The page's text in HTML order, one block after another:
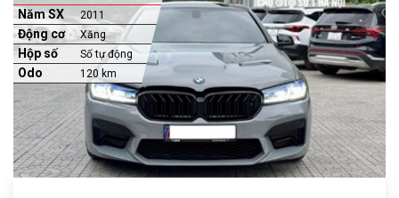
Năm SX 2011
Động cơ Xăng
Hộp số Số tự động
Odo 120 km